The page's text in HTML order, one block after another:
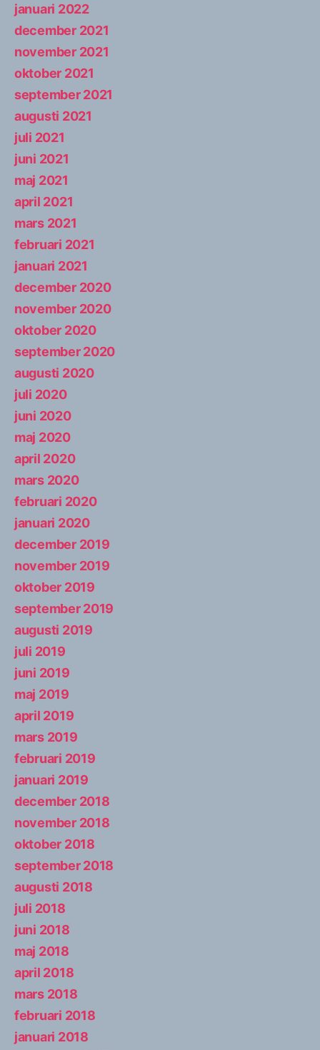
januari 2022
december 2021
november 2021
oktober 2021
september 2021
augusti 2021
juli 2021
juni 2021
maj 2021
april 2021
mars 2021
februari 2021
januari 2021
december 2020
november 2020
oktober 2020
september 2020
augusti 2020
juli 2020
juni 2020
maj 2020
april 2020
mars 2020
februari 2020
januari 2020
december 2019
november 2019
oktober 2019
september 2019
augusti 2019
juli 2019
juni 2019
maj 2019
april 2019
mars 2019
februari 2019
januari 2019
december 2018
november 2018
oktober 2018
september 2018
augusti 2018
juli 2018
juni 2018
maj 2018
april 2018
mars 2018
februari 2018
januari 2018